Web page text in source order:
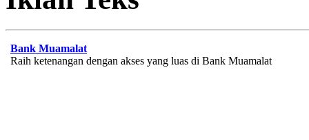
Iklan Teks